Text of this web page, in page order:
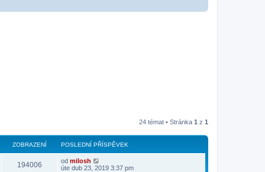
24 témat • Stránka 1 z 1
ZOBRAZENÍ POSLEDNÍ PŘÍSPĚVEK
194006 od milosh
úte dub 23, 2019 3:37 pm